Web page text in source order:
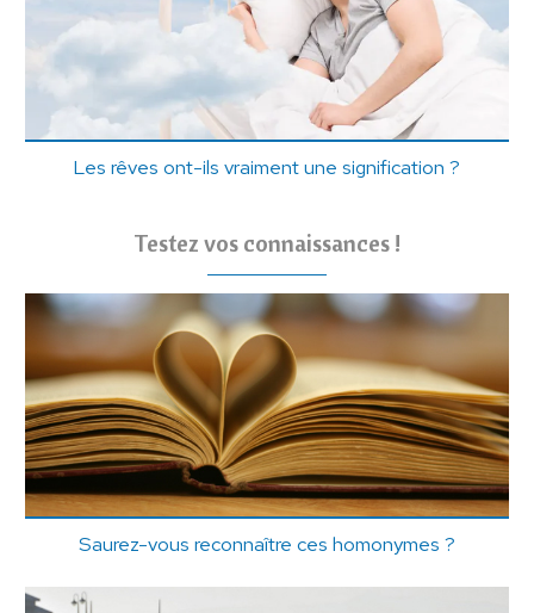
Les rêves ont-ils vraiment une signification ?
Testez vos connaissances !
Saurez-vous reconnaître ces homonymes ?